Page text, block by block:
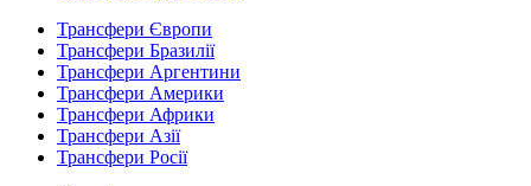
Трансфери Європи
Трансфери Бразилії
Трансфери Аргентини
Трансфери Америки
Трансфери Африки
Трансфери Азії
Трансфери Росії